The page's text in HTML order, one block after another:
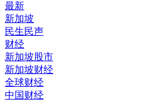
最新
新加坡
民生民声
财经
新加坡股市
新加坡财经
全球财经
中国财经